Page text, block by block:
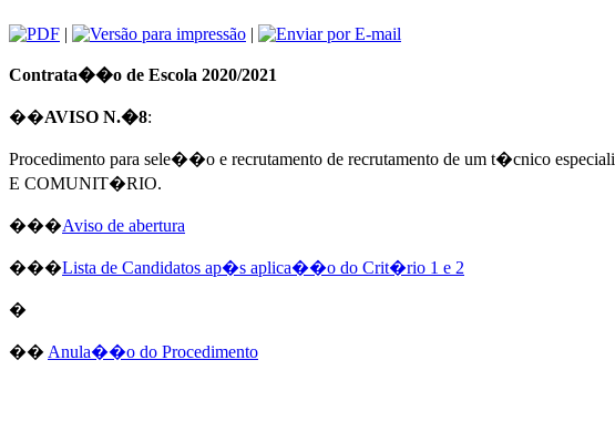
| |
Contrata��o de Escola 2020/2021
��AVISO N.�8:
Procedimento para sele��o e recrutamento de recrutamento de um t�cnico
E COMUNIT�RIO.
���Aviso de abertura
���Lista de Candidatos ap�s aplica��o do Crit�rio 1 e 2
�
�� Anula��o do Procedimento